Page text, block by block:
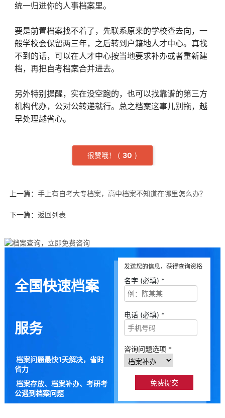
统一归进你的人事档案里。
要是前置档案找不着了，先联系原来的学校查去向，一
般学校会保留两三年，之后转到户籍地人才中心。真找
不到的话，可以在人才中心按当地要求补办或者重新建
档，再把自考档案合并进去。
另外特别提醒，实在没空跑的，也可以找靠谱的第三方
机构代办，公对公转递就行。总之档案这事儿别拖，越
早处理越省心。
很赞哦！ ( 30 )
上一篇： 手上有自考大专档案，高中档案不知道在哪里怎么办？
下一篇： 返回列表
全国快速档案
服务
档案问题最快1天解决，省时
省力
档案存放、档案补办、考研考
公遇到档案问题
发送您的信息，获得查询资格
名字 (必填) *
电话 (必填) *
咨询问题选项 *